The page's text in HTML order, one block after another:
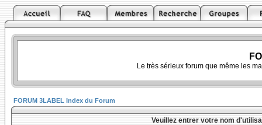
Le très sérieux forum que même les
FORUM 3LABEL Index du Forum
Veuillez entrer votre nom